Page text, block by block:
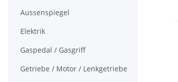
Aussenspiegel
Elektrik
Gaspedal / Gasgriff
Getriebe / Motor / Lenkgetriebe